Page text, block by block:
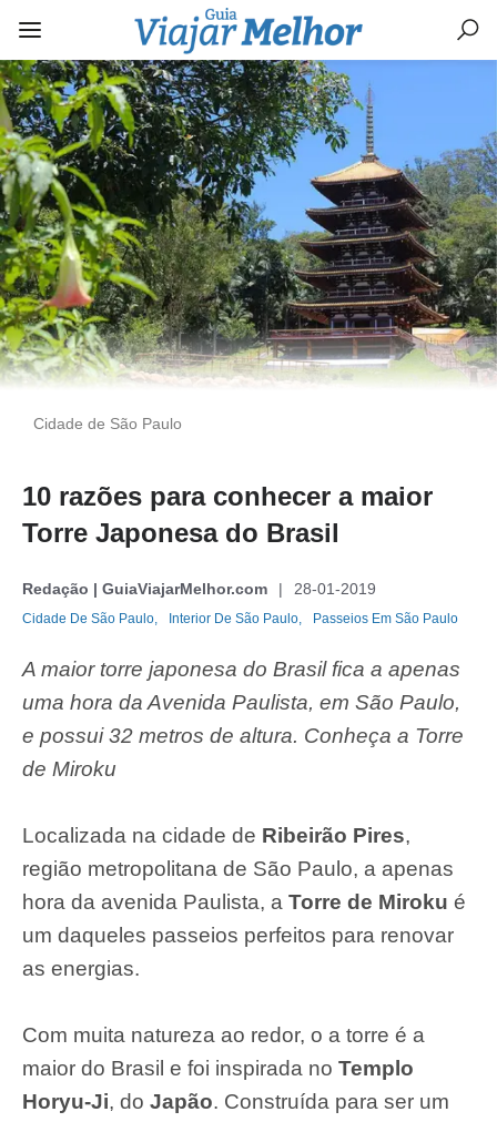
Cidade de São Paulo
10 razões para conhecer a maior
Torre Japonesa do Brasil
Redação | GuiaViajarMelhor.com 28-01-2019
Cidade De São Paulo, Interior De São Paulo, Passeios Em São Paulo
A maior torre japonesa do Brasil fica a apenas
uma hora da Avenida Paulista, em São Paulo,
e possui 32 metros de altura. Conheça a Torre
de Miroku
Localizada na cidade de Ribeirão Pires,
região metropolitana de São Paulo, a apenas
hora da avenida Paulista, a Torre de Miroku é
um daqueles passeios perfeitos para renovar
as energias.
Com muita natureza ao redor, o a torre é a
maior do Brasil e foi inspirada no Templo
Horyu-Ji, do Japão. Construída para ser um